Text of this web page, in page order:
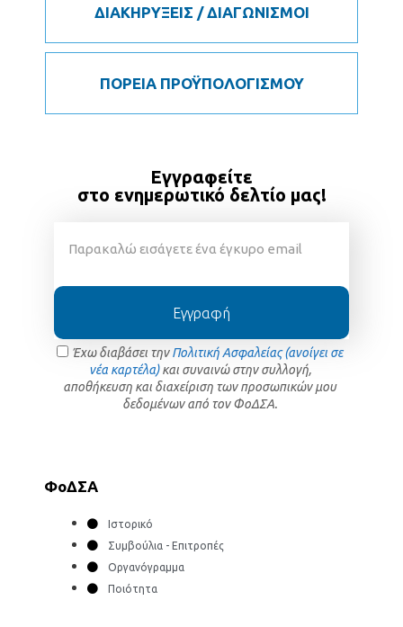
ΔΙΑΚΗΡΥΞΕΙΣ / ΔΙΑΓΩΝΙΣΜΟΙ
ΠΟΡΕΙΑ ΠΡΟΫΠΟΛΟΓΙΣΜΟΥ
Εγγραφείτε
στο ενημερωτικό δελτίο μας!
Έχω διαβάσει τηνΠολιτική Ασφαλείας (ανοίγει σε
νέα καρτέλα)και συναινώ στην συλλογή,
αποθήκευση και διαχείριση των προσωπικών μου
δεδομένων από τον ΦοΔΣΑ.
Εγγραφή
ΦοΔΣΑ
Ιστορικό
Συμβούλια - Επιτροπές
Οργανόγραμμα
Ποιότητα